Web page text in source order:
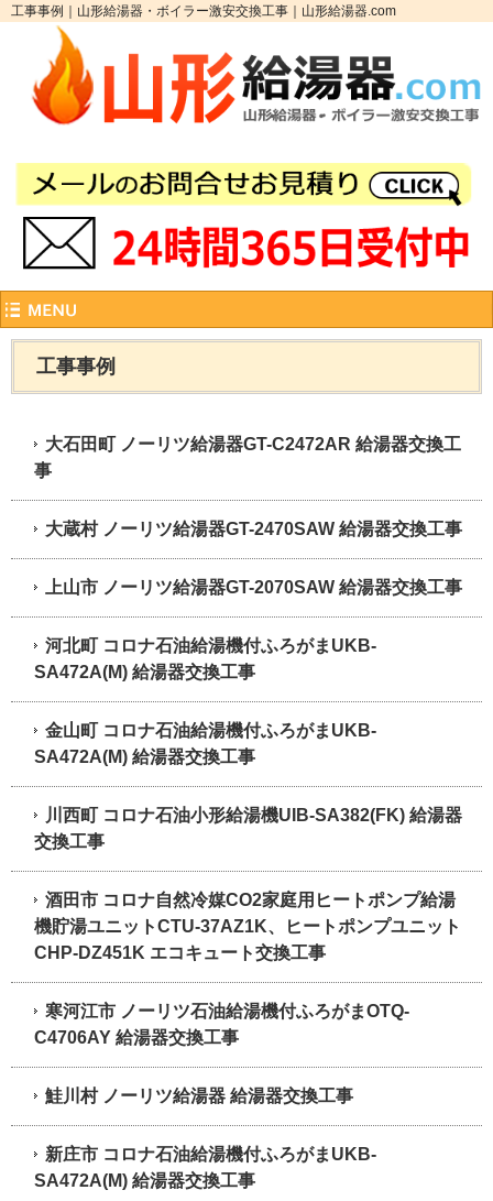
工事事例｜山形給湯器・ボイラー激安交換工事｜山形給湯器.com
工事事例
大石田町 ノーリツ給湯器GT-C2472AR 給湯器交換工
事
大蔵村 ノーリツ給湯器GT-2470SAW 給湯器交換工事
上山市 ノーリツ給湯器GT-2070SAW 給湯器交換工事
河北町 コロナ石油給湯機付ふろがまUKB-
SA472A(M) 給湯器交換工事
金山町 コロナ石油給湯機付ふろがまUKB-
SA472A(M) 給湯器交換工事
川西町 コロナ石油小形給湯機UIB-SA382(FK) 給湯器
交換工事
酒田市 コロナ自然冷媒CO2家庭用ヒートポンプ給湯
機貯湯ユニットCTU-37AZ1K、ヒートポンプユニット
CHP-DZ451K エコキュート交換工事
寒河江市 ノーリツ石油給湯機付ふろがまOTQ-
C4706AY 給湯器交換工事
鮭川村 ノーリツ給湯器 給湯器交換工事
新庄市 コロナ石油給湯機付ふろがまUKB-
SA472A(M) 給湯器交換工事